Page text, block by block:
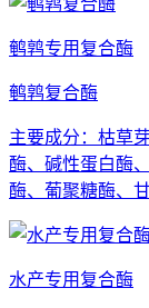
鹌鹑专用复合酶
鹌鹑复合酶
主要成分：枯草
酶、碱性蛋白酶
酶、葡聚糖酶、
水产专用复合酶